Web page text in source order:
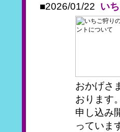
■2026/01/22 い
おかげさ
おります
申し込み
っていま